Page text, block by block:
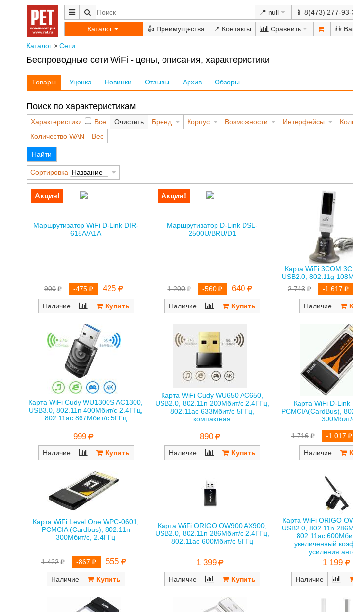
📍 null 📱 8(473) 277-93-
Каталог 👍 📍 Сравнить 👫
Каталог> Сети
Беспроводные сети WiFi - цены, описания, характеристики
Товары Уценка Новинки Отзывы Архив Обзоры
Поиск по характеристикам
Характеристики Все Очистить Бренд Корпус Возможности Интерфейсы
Количество WAN
Вес
Найти
Сортировка Название
Маршрутизатор WiFi D-Link DIR-
615A/A1A
900 -475 425
Наличие
Маршрутизатор D-Link DSL-
2500U/BRU/D1
1 200 -560 640
Наличие
Карта WiFi 3COM
USB2.0, 802.11g
2 743
-1 617
Наличие
Карта WiFi Cudy WU1300S AC1300,
USB3.0, 802.11n 400Мбит/с 2.4ГГц,
802.11ac 867Мбит/с 5ГГц
999
Наличие
Карта WiFi Cudy WU650 AC650,
USB2.0, 802.11n 200Мбит/с 2.4ГГц,
802.11ac 633Мбит/с 5ГГц,
компактная
890
Наличие
Карта WiFi D-Link
PCMCIA(CardBus),
300Мбит/
1 716 -1 017
Наличие
Карта WiFi Level One WPC-0601,
PCMCIA (Cardbus), 802.11n
300Мбит/с, 2.4ГГц
1 422 -867 555
Наличие
Карта WiFi ORIGO OW900 AX900,
USB2.0, 802.11n 286Мбит/с 2.4ГГц,
802.11ac 600Мбит/с 5ГГц
1 399
Наличие
Карта WiFi ORIGO
USB2.0, 802.11n
802.11ac
увеличенный
усиления
1 199
Наличие